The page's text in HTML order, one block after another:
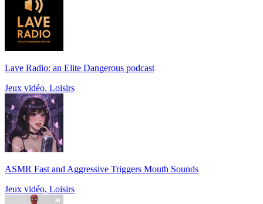
Lave Radio: an Elite Dangerous podcast
Jeux vidéo, Loisirs
ASMR Fast and Aggressive Triggers Mouth Sounds
Jeux vidéo, Loisirs